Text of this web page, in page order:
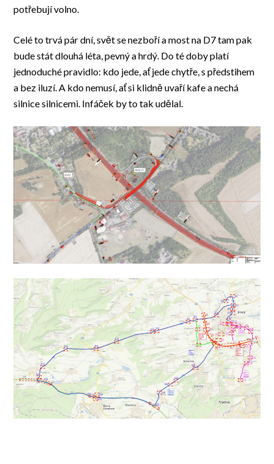
potřebují volno.
Celé to trvá pár dní, svět se nezboří a most na D7 tam pak
bude stát dlouhá léta, pevný a hrdý. Do té doby platí
jednoduché pravidlo: kdo jede, ať jede chytře, s předstihem
a bez iluzí. A kdo nemusí, ať si klidně uvaří kafe a nechá
silnice silnicemi. Infáček by to tak udělal.